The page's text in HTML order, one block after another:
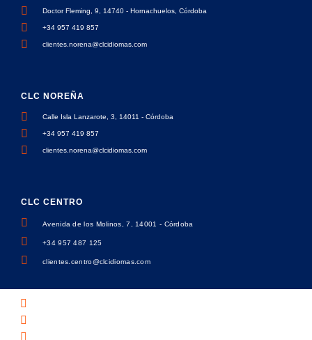
CLC CENTRO
Avenida de los Molinos, 7, 14001 - Córdoba
+34 957 487 125
clientes.centro@clcidiomas.com
CLC NOREÑA
Calle Isla Lanzarote, 3, 14011 - Córdoba
+34 957 419 857
clientes.norena@clcidiomas.com
Doctor Fleming, 9, 14740 - Hornachuelos, Córdoba
+34 957 419 857
clientes.norena@clcidiomas.com